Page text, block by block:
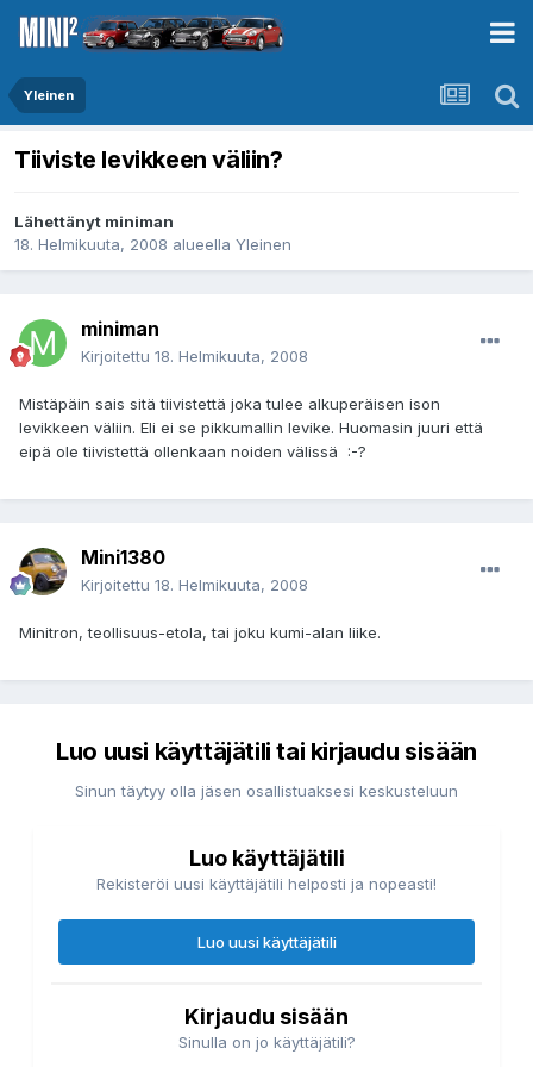
Yleinen
Tiiviste levikkeen väliin?
Lähettänyt miniman
18. Helmikuuta, 2008 alueella Yleinen
miniman
Kirjoitettu 18. Helmikuuta, 2008
Mistäpäin sais sitä tiivistettä joka tulee alkuperäisen ison
levikkeen väliin. Eli ei se pikkumallin levike. Huomasin juuri että
eipä ole tiivistettä ollenkaan noiden välissä :-?
Mini1380
Kirjoitettu 18. Helmikuuta, 2008
Minitron, teollisuus-etola, tai joku kumi-alan liike.
Luo uusi käyttäjätili tai kirjaudu sisään
Sinun täytyy olla jäsen osallistuaksesi keskusteluun
Luo käyttäjätili
Rekisteröi uusi käyttäjätili helposti ja nopeasti!
Luo uusi käyttäjätili
Kirjaudu sisään
Sinulla on jo käyttäjätili?